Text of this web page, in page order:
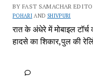
BY FAST SAMACHAR
POHARI AND SHIVPURI
रात के अंधेरे में मोबाइल
हादसे का शिकार,पुल की